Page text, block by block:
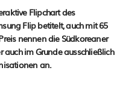
Flipchart des
Flip betitelt, auch mit 65
nennen die Südkoreaner
im Grunde ausschließlich
an.